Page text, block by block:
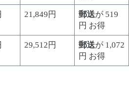
21,849円 郵送が 519
円 お得
29,512円 郵送が 1,072
円 お得